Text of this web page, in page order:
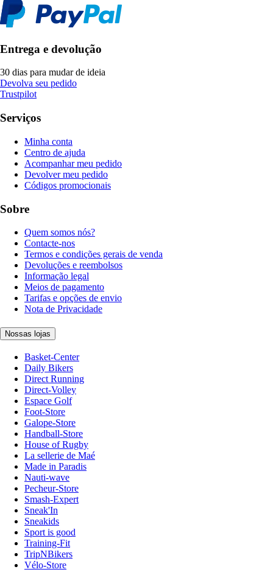
Entrega e devolução
30 dias para mudar de ideia
Devolva seu pedido
Trustpilot
Serviços
Minha conta
Centro de ajuda
Acompanhar meu pedido
Devolver meu pedido
Códigos promocionais
Sobre
Quem somos nós?
Contacte-nos
Termos e condições gerais de venda
Devoluções e reembolsos
Informação legal
Meios de pagamento
Tarifas e opções de envio
Nota de Privacidade
Nossas lojas
Basket-Center
Daily Bikers
Direct Running
Direct-Volley
Espace Golf
Foot-Store
Galope-Store
Handball-Store
House of Rugby
La sellerie de Maé
Made in Paradis
Nauti-wave
Pecheur-Store
Smash-Expert
Sneak'In
Sneakids
Sport is good
Training-Fit
TripNBikers
Vélo-Store